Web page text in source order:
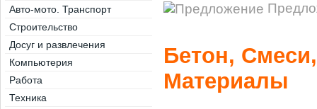
Бетон,
Материалы
Авто-мото. Транспорт
Строительство
Досуг и развлечения
Компьютерия
Работа
Техника